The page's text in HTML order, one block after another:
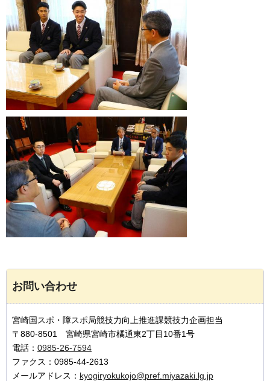
お問い合わせ
宮崎国スポ・障スポ局競技力向上推進課競技力企画担当
〒880-8501 宮崎県宮崎市橘通東2丁目10番1号
電話： 0985-26-7594
ファクス：0985-44-2613
メールアドレス： kyogiryokukojo@pref.miyazaki.lg.jp